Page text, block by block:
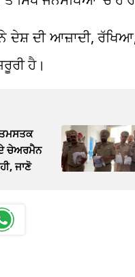
ਨੇ ਦੇਸ਼ ਦੀ ਆਜ਼ਾਦੀ,
ਹੈ।
ਚੇਅਰਮੈਨ
ਜਾਣੋ